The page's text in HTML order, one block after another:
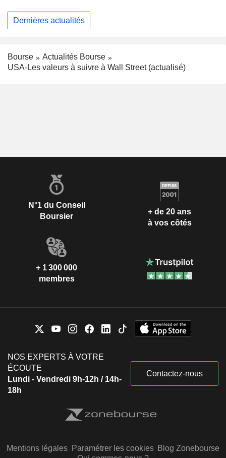
Dernières actualités
Bourse
Actualités Bourse
USA-Les valeurs à suivre à Wall Street (actualisé)
N°1 du Conseil
Boursier
+ de 20 ans
à vos côtés
+ 1 300 000
membres
NOS EXPERTS À VOTRE
ÉCOUTE
Lundi - Vendredi 9h-12h / 14h-
18h
Contactez-nous
Mentions légales Paramétrer les cookies Blog Zonebourse